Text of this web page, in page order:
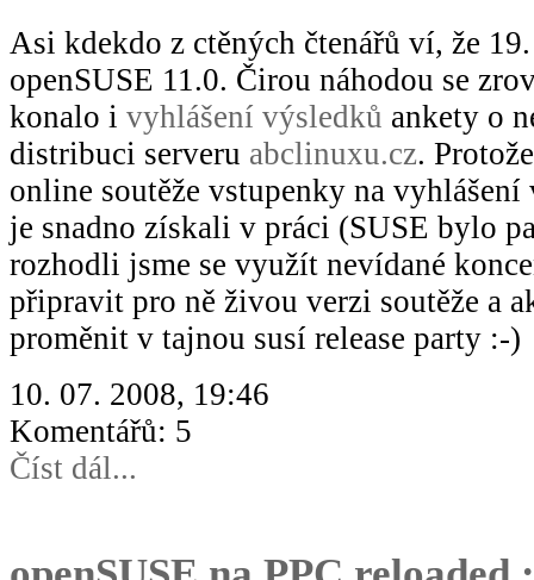
Asi kdekdo z ctěných čtenářů ví, že
openSUSE 11.0. Čirou náhodou se
konalo i vyhlášení výsledků ankety o
distribuci serveru abclinuxu.cz.
online soutěže vstupenky na
je snadno získali v práci (SUSE bylo
rozhodli jsme se využít nevídané
připravit pro ně živou verzi soutěže a
proměnit v tajnou susí release party :-)
10. 07. 2008, 19:46
Komentářů: 5
Číst dál...